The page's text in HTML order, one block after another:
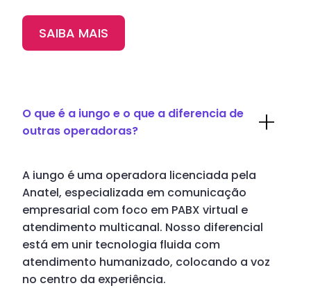
SAIBA MAIS
O que é a iungo e o que a diferencia de
outras operadoras?
A iungo é uma operadora licenciada pela
Anatel, especializada em comunicação
empresarial com foco em PABX virtual e
atendimento multicanal. Nosso diferencial
está em unir tecnologia fluida com
atendimento humanizado, colocando a voz
no centro da experiência.